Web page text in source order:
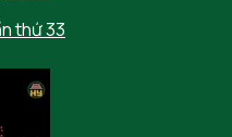
thứ 33